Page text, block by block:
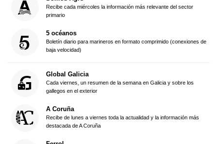
Recibe cada miércoles la información más relevante del sector
primario
5 océanos
Boletín diario para marineros en formato comprimido (conexiones de
baja velocidad)
Global Galicia
Cada viernes, un resumen de la semana en Galicia y sobre los
gallegos en el exterior
A Coruña
Recibe de lunes a viernes toda la actualidad y la información más
destacada de A Coruña